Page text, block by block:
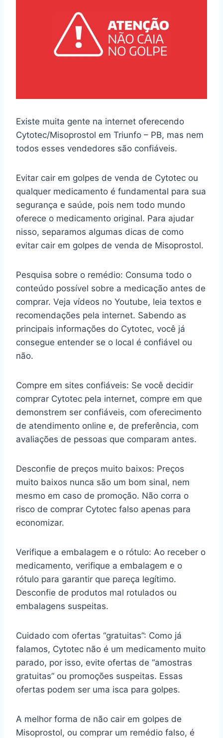
Existe muita gente na internet oferecendo
Cytotec/Misoprostol em Triunfo – PB, mas nem
todos esses vendedores são confiáveis.
Evitar cair em golpes de venda de Cytotec ou
qualquer medicamento é fundamental para sua
segurança e saúde, pois nem todo mundo
oferece o medicamento original. Para ajudar
nisso, separamos algumas dicas de como
evitar cair em golpes de venda de Misoprostol.
Pesquisa sobre o remédio: Consuma todo o
conteúdo possível sobre a medicação antes de
comprar. Veja vídeos no Youtube, leia textos e
recomendações pela internet. Sabendo as
principais informações do Cytotec, você já
consegue entender se o local é confiável ou
não.
Compre em sites confiáveis: Se você decidir
comprar Cytotec pela internet, compre em que
demonstrem ser confiáveis, com oferecimento
de atendimento online e, de preferência, com
avaliações de pessoas que comparam antes.
Desconfie de preços muito baixos: Preços
muito baixos nunca são um bom sinal, nem
mesmo em caso de promoção. Não corra o
risco de comprar Cytotec falso apenas para
economizar.
Verifique a embalagem e o rótulo: Ao receber o
medicamento, verifique a embalagem e o
rótulo para garantir que pareça legítimo.
Desconfie de produtos mal rotulados ou
embalagens suspeitas.
Cuidado com ofertas “gratuitas”: Como já
falamos, Cytotec não é um medicamento muito
parado, por isso, evite ofertas de “amostras
gratuitas” ou promoções suspeitas. Essas
ofertas podem ser uma isca para golpes.
A melhor forma de não cair em golpes de
Misoprostol, ou comprar um remédio falso, é